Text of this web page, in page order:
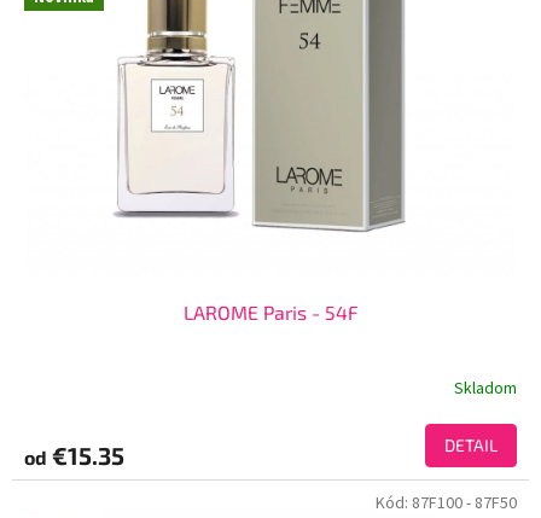
LAROME Paris - 54F
Skladom
od €15.35 DETAIL
Kód: 87F100- 87F50